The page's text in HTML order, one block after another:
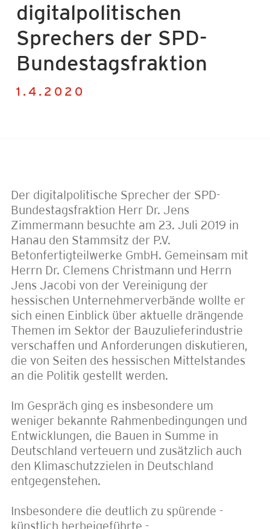
digitalpolitischen
Sprechers der SPD-
Bundestagsfraktion
1.4.2020
Der digitalpolitische Sprecher der SPD-
Bundestagsfraktion Herr Dr. Jens
Zimmermann besuchte am 23. Juli 2019 in
Hanau den Stammsitz der P.V.
Betonfertigteilwerke GmbH. Gemeinsam mit
Herrn Dr. Clemens Christmann und Herrn
Jens Jacobi von der Vereinigung der
hessischen Unternehmerverbände wollte er
sich einen Einblick über aktuelle drängende
Themen im Sektor der Bauzulieferindustrie
verschaffen und Anforderungen diskutieren,
die von Seiten des hessischen Mittelstandes
an die Politik gestellt werden.
Im Gespräch ging es insbesondere um
weniger bekannte Rahmenbedingungen und
Entwicklungen, die Bauen in Summe in
Deutschland verteuern und zusätzlich auch
den Klimaschutzzielen in Deutschland
entgegenstehen.
Insbesondere die deutlich zu spürende -
künstlich herbeigeführte -